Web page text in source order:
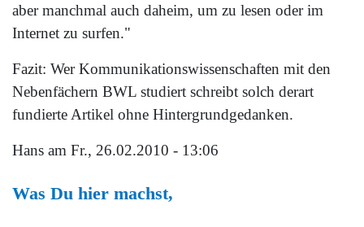
aber manchmal auch daheim, um zu lesen oder im
Internet zu surfen."
Fazit: Wer Kommunikationswissenschaften mit den
Nebenfächern BWL studiert schreibt solch derart
fundierte Artikel ohne Hintergrundgedanken.
Hans am Fr., 26.02.2010 - 13:06
Was Du hier machst,